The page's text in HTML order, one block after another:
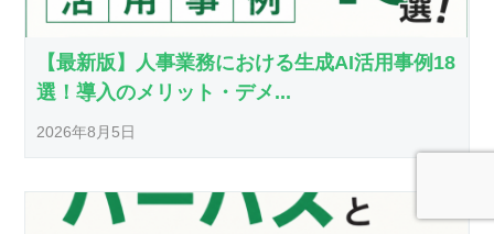
【最新版】人事業務における生成AI活用事例18
選！導入のメリット・デメ...
2026年8月5日